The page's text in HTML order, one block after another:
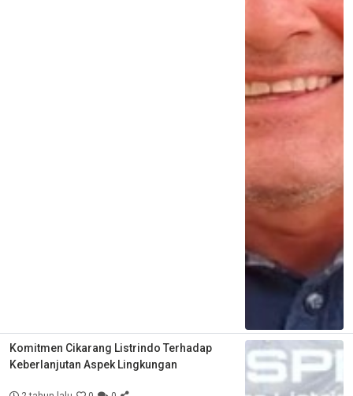
Komitmen Cikarang Listrindo Terhadap
Keberlanjutan Aspek Lingkungan